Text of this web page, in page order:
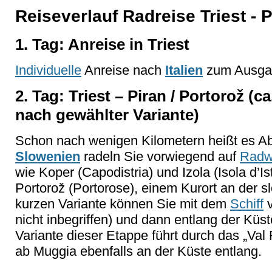
Reiseverlauf Radreise Triest -
1. Tag: Anreise in Triest
Individuelle Anreise nach Italien zum
2. Tag: Triest – Piran / Portorož
nach gewählter Variante)
Schon nach wenigen Kilometern heißt es
Slowenien radeln Sie vorwiegend auf
wie Koper (Capodistria) und Izola (Isola
Portorož (Portorose), einem Kurort an der
kurzen Variante können Sie mit dem Schiff
nicht inbegriffen) und dann entlang der
Variante dieser Etappe führt durch das
ab Muggia ebenfalls an der Küste entlang.